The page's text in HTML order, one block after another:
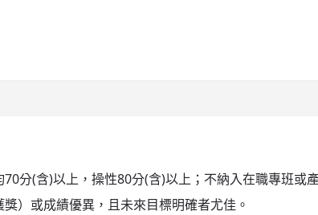
分(含)以上，操性80分(含)以上；不納入在職專班或
）或成績優異，且未來目標明確者尤佳。